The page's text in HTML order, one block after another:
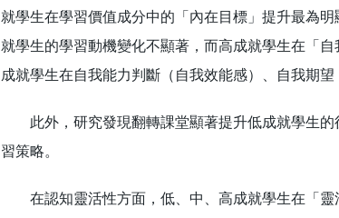
就學生在學習價值成分中的「內在目標」提升最為
就學生的學習動機變化不顯著，而高成就學生在「
成就學生在自我能力判斷（自我效能感）、自我期
此外，研究發現翻轉課堂顯著提升低成就學生的
習策略。
在認知靈活性方面，低、中、高成就學生在「靈